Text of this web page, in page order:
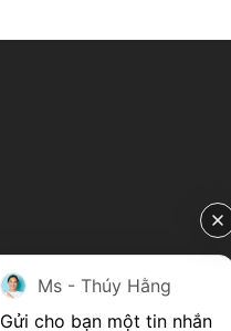
Ms - Thúy Hằng
Gửi cho bạn một tin nhắn